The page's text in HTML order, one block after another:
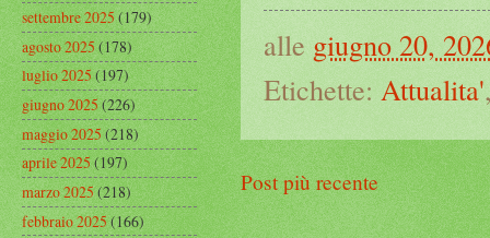
alle giugno 20,
Etichette: Attualita'
Post più recente
settembre 2025(179)
agosto 2025(178)
luglio 2025(197)
giugno 2025(226)
maggio 2025(218)
aprile 2025(197)
marzo 2025(218)
febbraio 2025(166)